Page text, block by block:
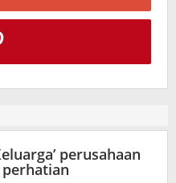
perusahaan
perhatian